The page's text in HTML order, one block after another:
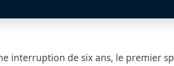
interruption de six ans, le premier